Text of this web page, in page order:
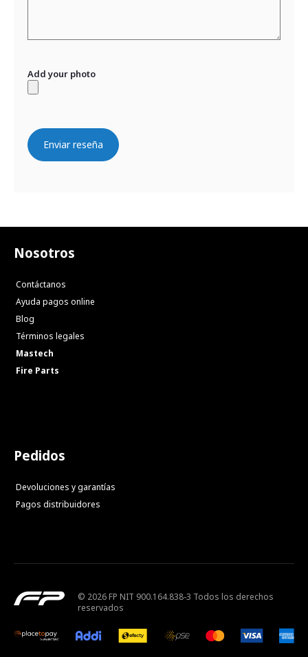
Add your photo
Enviar reseña
Nosotros
Contáctanos
Ayuda pagos online
Blog
Términos legales
Mastech
Fire Parts
Pedidos
Devoluciones y garantías
Pagos distribuidores
© 2026 FP NIT 900.164.838-3 Todos los derechos
reservados